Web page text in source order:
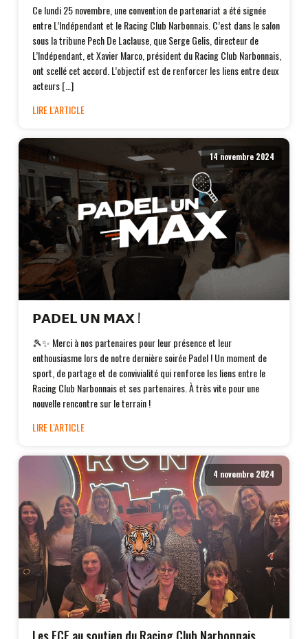
Ce lundi 25 novembre, une convention de partenariat a été signée
entre L’Indépendant et le Racing Club Narbonnais. C’est dans le salon
sous la tribune Pech De Laclause, que Serge Gelis, directeur de
L’Indépendant, et Xavier Marco, président du Racing Club Narbonnais,
ont scellé cet accord. L’objectif est de renforcer les liens entre deux
acteurs […]
LIRE L'ARTICLE
14 novembre 2024
𝗣𝗔𝗗𝗘𝗟 𝗨𝗡 𝗠𝗔𝗫 !
🎾✨ Merci à nos partenaires pour leur présence et leur
enthousiasme lors de notre dernière soirée Padel ! Un moment de
sport, de partage et de convivialité qui renforce les liens entre le
Racing Club Narbonnais et ses partenaires. À très vite pour une
nouvelle rencontre sur le terrain !
LIRE L'ARTICLE
4 novembre 2024
Les FCE au soutien du Racing Club Narbonnais